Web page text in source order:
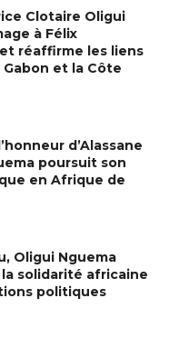
Clotaire Oligui
à Félix
réaffirme les liens
et la Côte
d’Alassane
poursuit son
en Afrique de
Oligui Nguema
solidarité africaine
politiques